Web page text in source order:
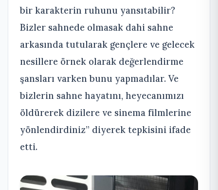
bir karakterin ruhunu yansıtabilir?
Bizler sahnede olmasak dahi sahne
arkasında tutularak gençlere ve gelecek
nesillere örnek olarak değerlendirme
şansları varken bunu yapmadılar. Ve
bizlerin sahne hayatını, heyecanımızı
öldürerek dizilere ve sinema filmlerine
yönlendirdiniz” diyerek tepkisini ifade
etti.